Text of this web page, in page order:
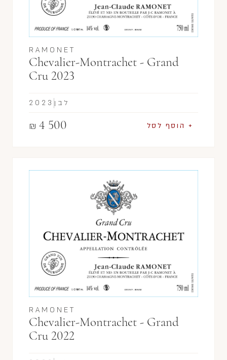
RAMONET
Chevalier-Montrachet - Grand
Cru 2023
₪ 4 500 + הוסף לסל
2023 לבן
RAMONET
Chevalier-Montrachet - Grand
Cru 2022